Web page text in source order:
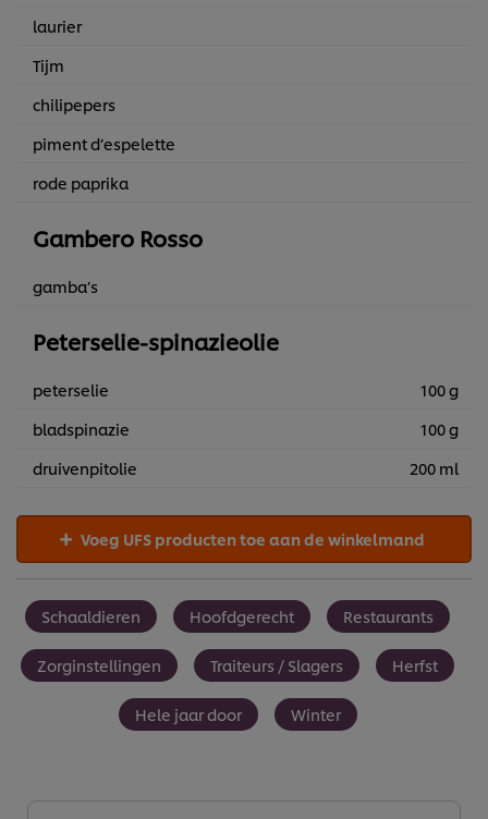
laurier
Tijm
chilipepers
piment d’espelette
rode paprika
Gambero Rosso
gamba’s
Peterselie-spinazieolie
peterselie
100 g
bladspinazie
100 g
druivenpitolie
200 ml
Voeg UFS producten toe aan de winkelmand
Schaaldieren Hoofdgerecht Restaurants
Zorginstellingen Traiteurs / Slagers Herfst
Hele jaar door Winter